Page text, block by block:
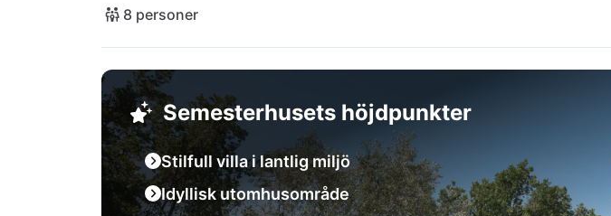
8 personer
Semesterhusets höjdpunkter
Stilfull villa i lantlig miljö
Idyllisk utomhusområde